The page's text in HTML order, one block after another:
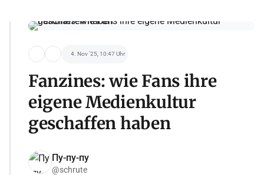
4. Nov '25, 10:47 Uhr
Fanzines: wie Fans ihre
eigene Medienkultur
geschaffen haben
Пу-пу-пу
@schrute